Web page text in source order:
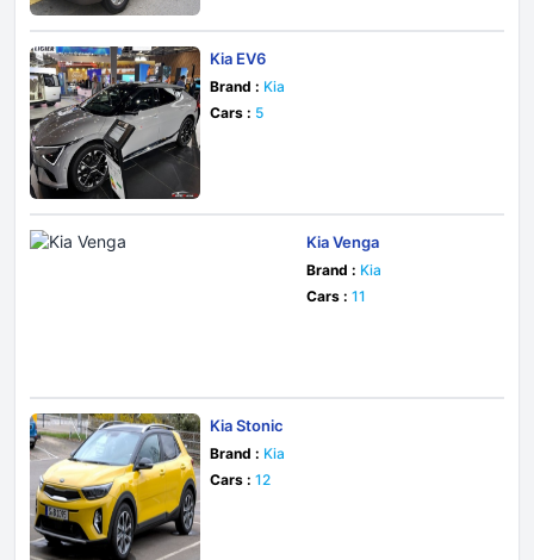
Kia EV6
Brand : Kia
Cars : 5
Kia Venga
Brand : Kia
Cars : 11
Kia Stonic
Brand : Kia
Cars : 12